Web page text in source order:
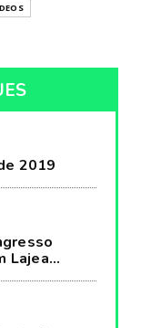
2019
Lajea...